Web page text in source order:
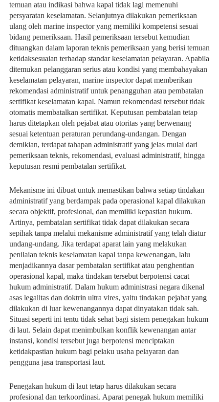
temuan atau indikasi bahwa kapal tidak lagi memenuhi
persyaratan keselamatan. Selanjutnya dilakukan pemeriksaan
ulang oleh marine inspector yang memiliki kompetensi sesuai
bidang pemeriksaan. Hasil pemeriksaan tersebut kemudian
dituangkan dalam laporan teknis pemeriksaan yang berisi temuan
ketidaksesuaian terhadap standar keselamatan pelayaran. Apabila
ditemukan pelanggaran serius atau kondisi yang membahayakan
keselamatan pelayaran, marine inspector dapat memberikan
rekomendasi administratif untuk penangguhan atau pembatalan
sertifikat keselamatan kapal. Namun rekomendasi tersebut tidak
otomatis membatalkan sertifikat. Keputusan pembatalan tetap
harus ditetapkan oleh pejabat atau otoritas yang berwenang
sesuai ketentuan peraturan perundang-undangan. Dengan
demikian, terdapat tahapan administratif yang jelas mulai dari
pemeriksaan teknis, rekomendasi, evaluasi administratif, hingga
keputusan resmi pembatalan sertifikat.
Mekanisme ini dibuat untuk memastikan bahwa setiap tindakan
administratif yang berdampak pada operasional kapal dilakukan
secara objektif, profesional, dan memiliki kepastian hukum.
Artinya, pembatalan sertifikat tidak dapat dilakukan secara
sepihak tanpa melalui mekanisme administratif yang telah diatur
undang-undang. Jika terdapat aparat lain yang melakukan
penilaian teknis keselamatan kapal tanpa kewenangan, lalu
menjadikannya dasar pembatalan sertifikat atau penghentian
operasional kapal, maka tindakan tersebut berpotensi cacat
hukum administratif. Dalam hukum administrasi negara dikenal
asas legalitas dan doktrin ultra vires, yaitu tindakan pejabat yang
dilakukan di luar kewenangannya dapat dinyatakan tidak sah.
Situasi seperti ini tentu tidak sehat bagi sistem penegakan hukum
di laut. Selain dapat menimbulkan konflik kewenangan antar
instansi, kondisi tersebut juga berpotensi menciptakan
ketidakpastian hukum bagi pelaku usaha pelayaran dan
pengguna jasa transportasi laut.
Penegakan hukum di laut tetap harus dilakukan secara
profesional dan terkoordinasi. Aparat penegak hukum memiliki